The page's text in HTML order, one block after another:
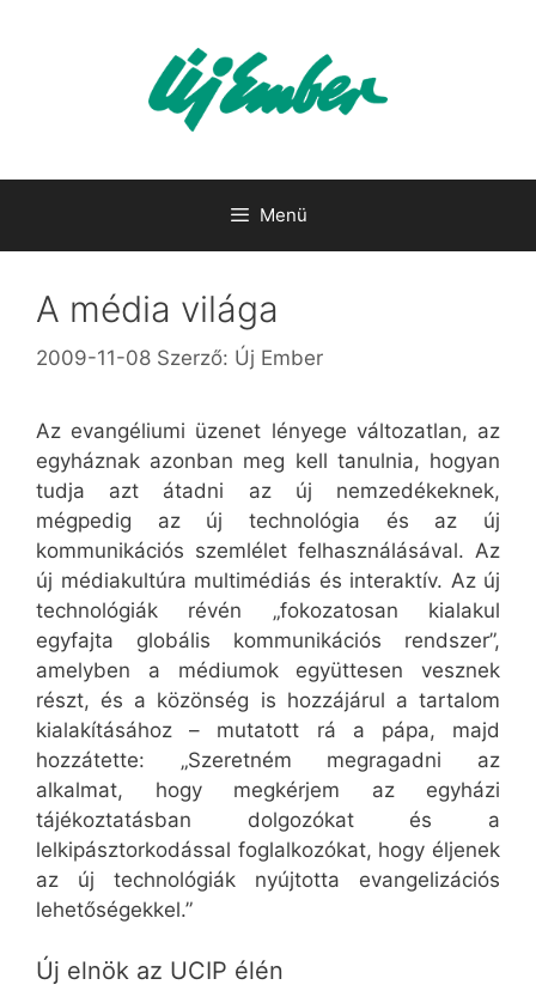
Menü
A média világa
2009-11-08 Szerző: Új Ember
Az evangéliumi üzenet lényege változatlan, az
egyháznak azonban meg kell tanulnia, hogyan
tudja azt átadni az új nemzedékeknek,
mégpedig az új technológia és az új
kommunikációs szemlélet felhasználásával. Az
új médiakultúra multimédiás és interaktív. Az új
technológiák révén „fokozatosan kialakul
egyfajta globális kommunikációs rendszer”,
amelyben a médiumok együttesen vesznek
részt, és a közönség is hozzájárul a tartalom
kialakításához – mutatott rá a pápa, majd
hozzátette: „Szeretném megragadni az
alkalmat, hogy megkérjem az egyházi
tájékoztatásban dolgozókat és a
lelkipásztorkodással foglalkozókat, hogy éljenek
az új technológiák nyújtotta evangelizációs
lehetőségekkel.”
Új elnök az UCIP élén